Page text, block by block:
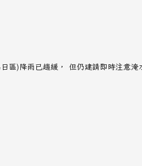
區)降雨已趨緩， 但仍建請即時注意淹